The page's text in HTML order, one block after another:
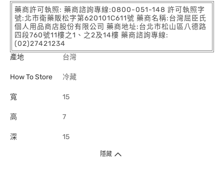
藥商許可執照: 藥商諮詢專線:0800-051-148 許可執照字
號:北市衛藥販松字第620101C611號 藥商名稱:台灣屈臣氏
個人用品商店股份有限公司 藥商地址:台北市松山區八德路
四段760號11樓之1、之2及14樓 藥商諮詢專線:
(02)27421234
產地
台灣
How To Store 冷藏
寬 15
高 7
深 15
隱藏